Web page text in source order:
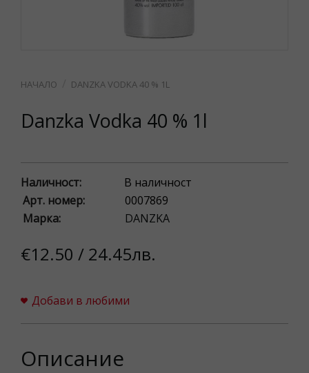
DANZKA VODKA 40 % 1L
Danzka Vodka 40 % 1l
Наличност:
В наличност
Арт. номер:
0007869
Марка:
DANZKA
€12.50 / 24.45лв.
Добави в любими
Описание